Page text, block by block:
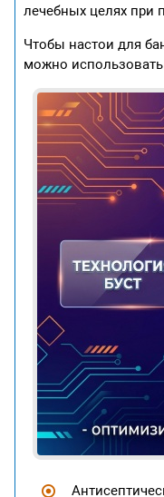
лечебных целях при
Чтобы настои для
можно